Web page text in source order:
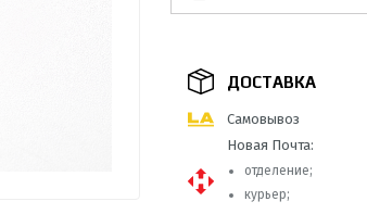
ДОСТАВКА
Самовывоз
Новая Почта:
отделение;
курьер;